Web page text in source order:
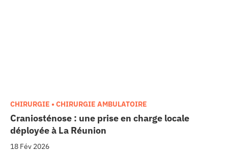
Craniosténose : une prise en charge locale
déployée à La Réunion
18 Fév 2026
CHIRURGIE • CHIRURGIE AMBULATOIRE